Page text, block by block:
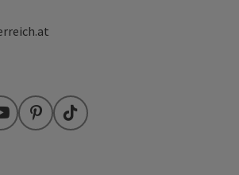
mit geräuchertem
YouTubePinterest
TikTok